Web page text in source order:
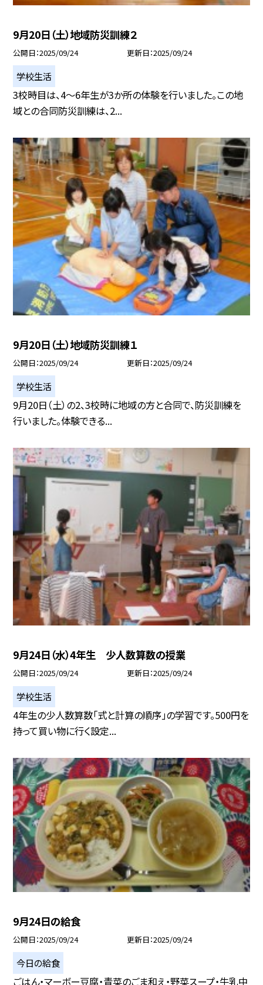
9月20日（土）地域防災訓練２
公開日 2025/09/24 更新日 2025/09/24
学校生活
3校時目は、4～6年生が3か所の体験を行いました。この地
域との合同防災訓練は、2...
9月20日（土）地域防災訓練１
公開日 2025/09/24 更新日 2025/09/24
学校生活
9月20日（土）の2、3校時に地域の方と合同で、防災訓練を
行いました。体験できる...
9月24日（水）4年生 少人数算数の授業
公開日 2025/09/24 更新日 2025/09/24
学校生活
4年生の少人数算数「式と計算の順序」の学習です。500円を
持って買い物に行く設定...
9月24日の給食
公開日 2025/09/24 更新日 2025/09/24
今日の給食
ごはん・マーボー豆腐・青菜のごま和え・野菜スープ・牛乳中